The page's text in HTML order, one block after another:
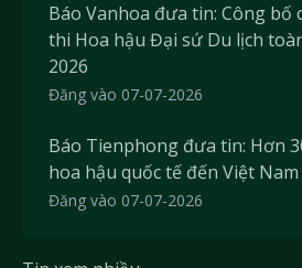
Báo Vanhoa đưa tin: Công bố
thi Hoa hậu Đại sứ Du lịch
2026
Đăng vào 07-07-2026
Báo Tienphong đưa tin: Hơn
hoa hậu quốc tế đến Việt Nam
Đăng vào 07-07-2026